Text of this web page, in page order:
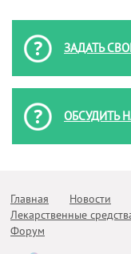
ЗАДАТЬ
ОБСУДИТЬ
Главная Новости
Лекарственные
Форум